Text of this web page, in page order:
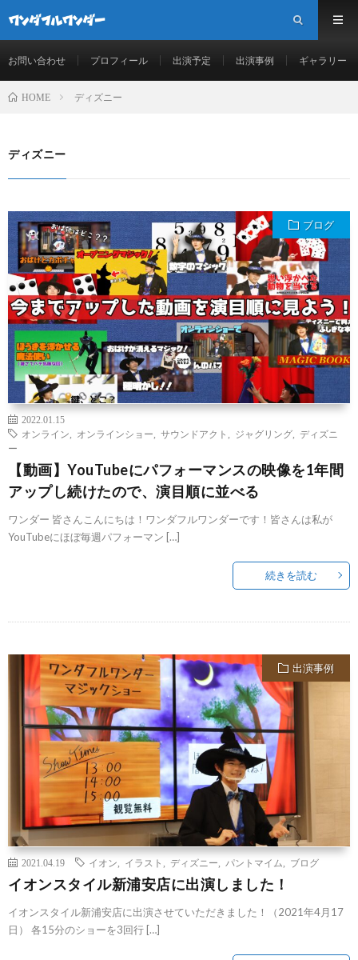
お問い合わせ プロフィール 出演予定 出演事例 ギャラリー
HOME ディズニー
ディズニー
ブログ
2022.01.15
オンライン
オンラインショー サウンドアクト ジャグリング
ディズニ
ー
【動画】YouTubeにパフォーマンスの映像を1年間
アップし続けたので、演目順に並べる
ワンダー 皆さんこんにちは！ワンダフルワンダーです！皆さんは私が
YouTubeにほぼ毎週パフォーマン […]
続きを読む
出演事例
2021.04.19 イオン イラスト ディズニー パントマイム ブログ
イオンスタイル新浦安店に出演しました！
イオンスタイル新浦安店に出演させていただきました！（2021年4月17
日） 各15分のショーを3回行 […]